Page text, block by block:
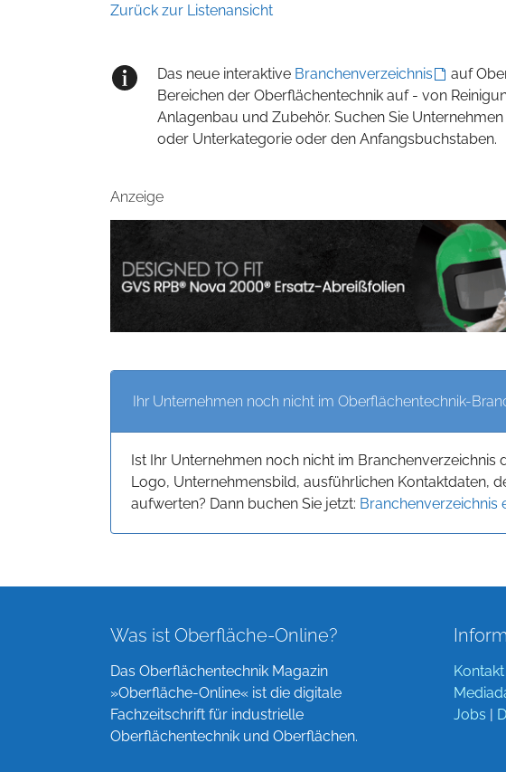
Zurück zur Listenansicht
Das neue interaktive Branchenverzeichnis
auf
Bereichen der Oberflächentechnik auf - von
Anlagenbau und Zubehör. Suchen Sie
oder Unterkategorie oder den Anfangsbuchstaben.
Anzeige
Ihr Unternehmen noch nicht im Oberflächentechnik-
Ist Ihr Unternehmen noch nicht im
Logo, Unternehmensbild, ausführlichen Kontaktdaten,
aufwerten? Dann buchen Sie jetzt:
Was ist Oberfläche-Online?
Das Oberflächentechnik Magazin
»Oberfläche-Online« ist die digitale
Fachzeitschrift für industrielle
Oberflächentechnik und Oberflächen.
Kontakt
Jobs |